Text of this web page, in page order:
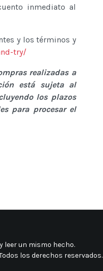
inmediato al
y los términos y
try/
realizadas a
está sujeta al
los plazos
para procesar el
leer un mismo hecho.
los derechos reservados.